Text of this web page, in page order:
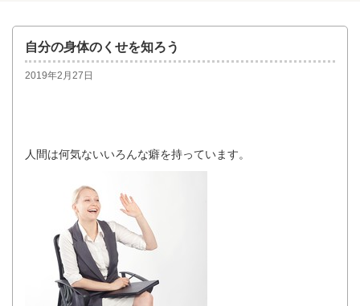
自分の身体のくせを知ろう
2019年2月27日
人間は何気ないいろんな癖を持っています。